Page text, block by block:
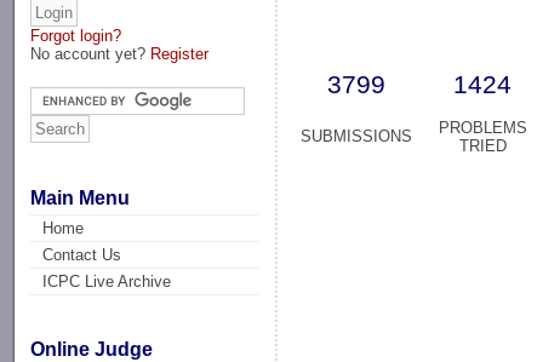
Forgot login?
No account yet? Register
Main Menu
Home
Contact Us
ICPC Live Archive
Online Judge
3799 1424
SUBMISSIONS
PROBLEMS
TRIED